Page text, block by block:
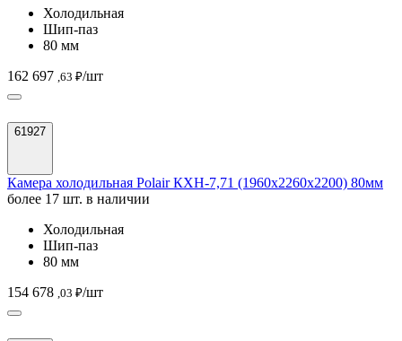
Холодильная
Шип-паз
80 мм
162 697 ,63 ₽/шт
61927
Камера холодильная Polair КХН-7,71 (1960х2260х2200) 80мм
более 17 шт. в наличии
Холодильная
Шип-паз
80 мм
154 678 ,03 ₽/шт